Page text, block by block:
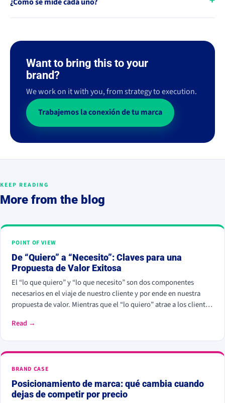
Want to bring this to your
brand?
We work on it with you, from strategy to execution.
Trabajemos la conexión de tu marca
KEEP READING
More from the blog
POINT OF VIEW
De “Quiero” a “Necesito”: Claves para una
Propuesta de Valor Exitosa
El “lo que quiero” y “lo que necesito” son dos componentes
necesarios en el viaje de nuestro cliente y por ende en nuestra
propuesta de valor. Mientras que el “lo quiero” atrae a los clientes
y la fidelización.
Read →
BRAND CASE
Posicionamiento de marca: qué cambia cuando
dejas de competir por precio